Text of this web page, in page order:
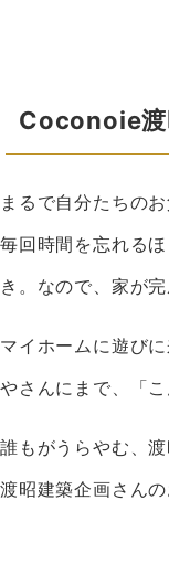
Coconoie渡
まるで自分たちの
毎回時間を忘れる
き。なので、家が
マイホームに遊び
やさんにまで、「
誰もがうらやむ、
渡昭建築企画さん